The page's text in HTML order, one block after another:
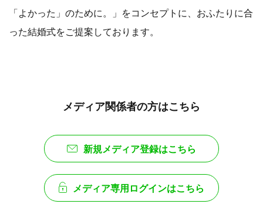
「よかった」のために。」をコンセプトに、おふたりに合
った結婚式をご提案しております。
メディア関係者の方はこちら
新規メディア登録はこちら
メディア専用ログインはこちら